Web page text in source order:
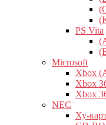
PS Vita
Microsoft
Xbox
Xbox
Xbox
NEC
Ху-